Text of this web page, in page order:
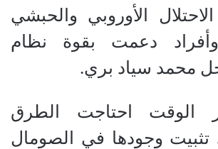
الأوروبي والحبشي
دعمت بقوة نظام
محمد سياد بري.
الوقت احتاجت الطرق
تثبيت وجودها في الصومال